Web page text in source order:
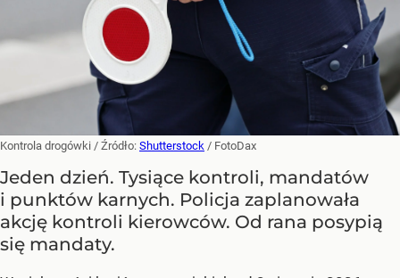
Kontrola drogówki / Źródło: Shutterstock / FotoDax
Jeden dzień. Tysiące kontroli, mandatów
i punktów karnych. Policja zaplanowała
akcję kontroli kierowców. Od rana posypią
się mandaty.